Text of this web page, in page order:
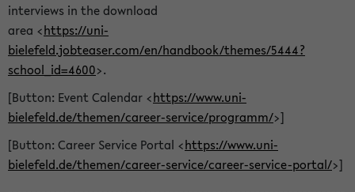
interviews in the download
area <https://uni-
bielefeld.jobteaser.com/en/handbook/themes/5444?
school_id=4600>.
[Button: Event Calendar <https://www.uni-
bielefeld.de/themen/career-service/programm/>]
[Button: Career Service Portal <https://www.uni-
bielefeld.de/themen/career-service/career-service-portal/>]